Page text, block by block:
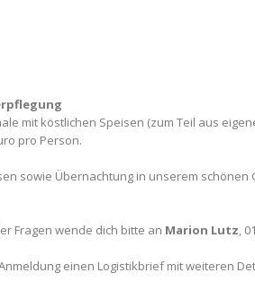
mit köstlichen Speisen (zum Teil aus
pro Person.
sowie Übernachtung in unserem
Fragen wende dich bitte an Marion Lutz,
einen Logistikbrief mit weiteren